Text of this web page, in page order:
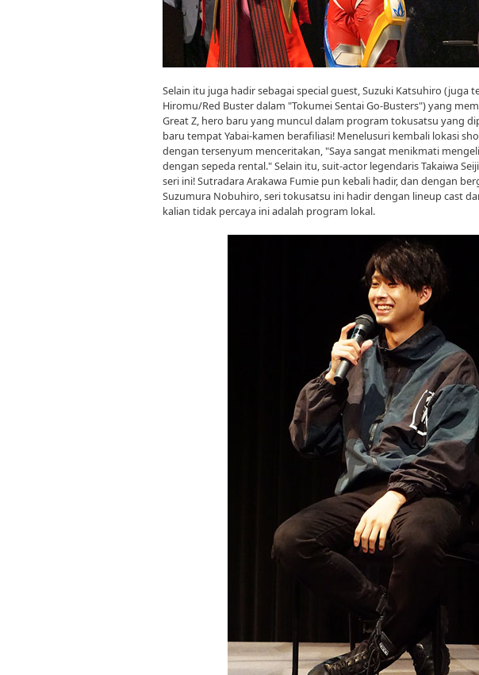
Selain itu juga hadir sebagai special guest, Suzuki Katsuhiro (juga
Hiromu/Red Buster dalam "Tokumei Sentai Go-Busters") yang
Great Z, hero baru yang muncul dalam program tokusatsu yang
baru tempat Yabai-kamen berafiliasi! Menelusuri kembali lokasi
dengan tersenyum menceritakan, "Saya sangat menikmati
dengan sepeda rental." Selain itu, suit-actor legendaris Takaiwa
seri ini! Sutradara Arakawa Fumie pun kebali hadir, dan dengan
Suzumura Nobuhiro, seri tokusatsu ini hadir dengan lineup cast
kalian tidak percaya ini adalah program lokal.